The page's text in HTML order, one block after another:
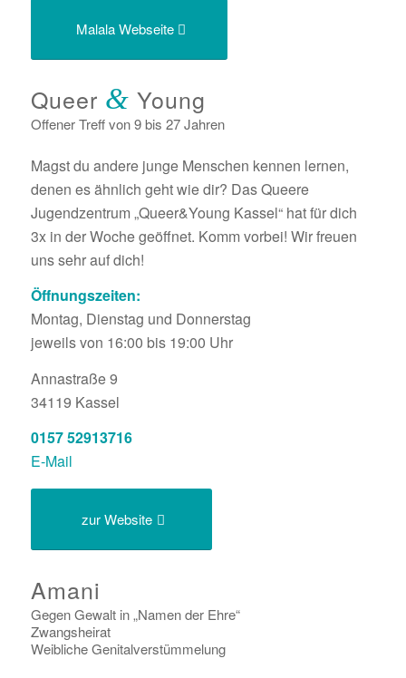
Malala Webseite
Queer & Young
Offener Treff von 9 bis 27 Jahren
Magst du andere junge Menschen kennen lernen,
denen es ähnlich geht wie dir? Das Queere
Jugendzentrum „Queer&Young Kassel“ hat für dich
3x in der Woche geöffnet. Komm vorbei! Wir freuen
uns sehr auf dich!
Öffnungszeiten:
Montag, Dienstag und Donnerstag
jeweils von 16:00 bis 19:00 Uhr
Annastraße 9
34119 Kassel
0157 52913716
E-Mail
zur Website
Amani
Gegen Gewalt in „Namen der Ehre“
Zwangsheirat
Weibliche Genitalverstümmelung